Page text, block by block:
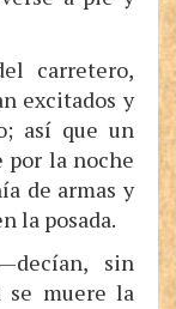
carretero,
excitados y
así que un
por la noche
de armas y
la posada.
sin
se muere la